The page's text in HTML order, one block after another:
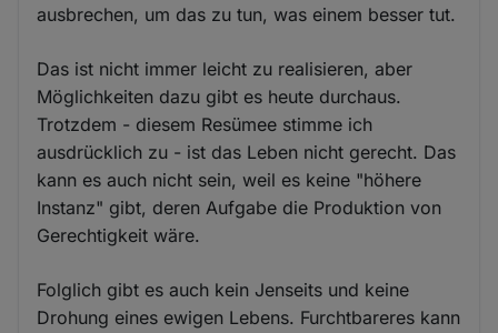
ausbrechen, um das zu tun, was einem besser tut.
Das ist nicht immer leicht zu realisieren, aber
Möglichkeiten dazu gibt es heute durchaus.
Trotzdem - diesem Resümee stimme ich
ausdrücklich zu - ist das Leben nicht gerecht. Das
kann es auch nicht sein, weil es keine "höhere
Instanz" gibt, deren Aufgabe die Produktion von
Gerechtigkeit wäre.
Folglich gibt es auch kein Jenseits und keine
Drohung eines ewigen Lebens. Furchtbareres kann